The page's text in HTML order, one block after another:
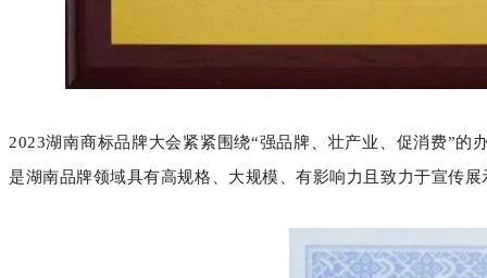
2023湖南商标品牌大会紧紧围绕“强品牌、壮产业、促消费”
是湖南品牌领域具有高规格、大规模、有影响力且致力于宣传